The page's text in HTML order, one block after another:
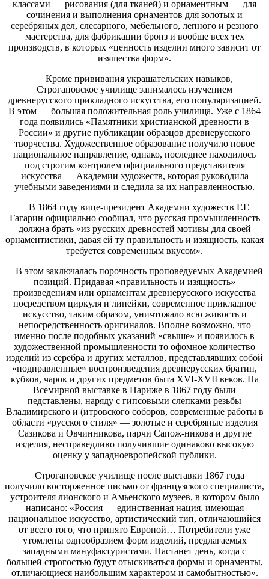
классами — рисования (для тканей) и орнаментным — для
сочинения и выполнения орнаментов для золотых и
серебряных дел, слесарного, мебельного, лепного и резного
мастерства, для фабрикации бронз и вообще всех тех
производств, в которых «ценность изделии много зависит от
изящества форм».
Кроме прививания украшательских навыков,
Строгановское училище занималось изучением
древнерусского прикладного искусства, его популяризацией.
В этом — большая положительная роль училища. Уже с 1864
года появились «Памятники христианской древности в
России» и другие публикации образцов древнерусского
творчества. Художественное образование получило новое
национальное направление, однако, последнее находилось
под строгим контролем официального представителя
искусства — Академии художеств, которая руководила
учебными заведениями и следила за их направленностью.
В 1864 году вице-президент Академии художеств Г.Г.
Гагарин официально сообщал, что русская промышленность
должна брать «из русских древностей мотивы для своей
орнаментистики, давая ей ту правильность и изящность, какая
требуется современным вкусом».
В этом заключалась порочность проповедуемых Академией
позиций. Придавая «правильность и изящность»
произведениям или орнаментам древнерусского искусства
посредством циркуля и линейки, современное прикладное
искусство, таким образом, уничтожало всю живость и
непосредственность оригиналов. Вполне возможно, что
именно после подобных указаний «свыше» и появилось в
художественной промышленности то офомное количество
изделий из серебра и других металлов, представлявших собой
«подправленные» воспроизведения древнерусских братин,
кубков, чарок и других предметов быта ХVI-ХVII веков. На
Всемирной выставке в Париже в 1867 году были
педставлены, наряду с гипсовыми слепками резьбы
Владимирского и (итровского соборов, современные работы в
области «русского стиля» — золотые и серебряные изделия
Сазикова и Овчинникова, парчи Сапож-никова и другие
изделия, несправедливо получившие одинаково высокую
оценку у западноевропейской публики.
Строгановское училище после выставки 1867 года
получило восторженное письмо от французского специалиста,
устроителя лионского и Амьенского музеев, в котором было
написано: «Россия — единственная нация, имеющая
национальное искусство, артистический тип, отличающийся
от всего того, что принято Европой… Потребители уже
утомлены однообразием форм изделий, предлагаемых
западными мануфактуристами. Настанет день, когда с
большей строгостью будут отыскиваться формы и орнаменты,
отличающиеся наибольшим характером и самобытностью».